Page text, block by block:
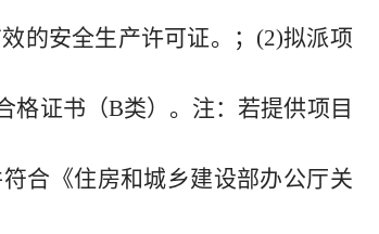
的安全生产许可证。；(2)拟派项
格证书（B类）。注：若提供项目
合《住房和城乡建设部办公厅关